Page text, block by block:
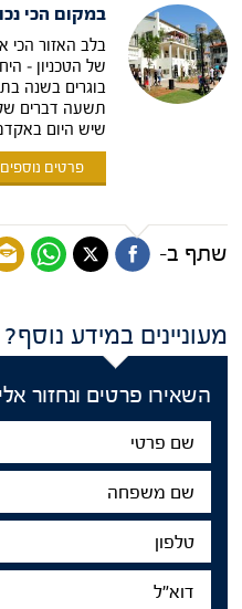
במקום הכי
בלב האזור הכי
של הטכניון –
בוגרים בשנה
תשעה דברים
שיש היום
פרטים
שתף ב-
מעוניינים במידע נוסף?
השאירו פרטים ונחזור
שם
פרטי
שם
משפחה
טלפון
דוא"ל